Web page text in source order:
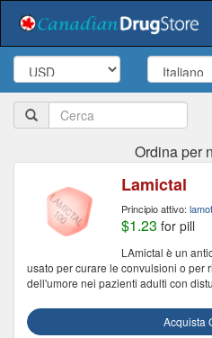
Ordina per
Lamictal
Principio attivo:
$1.23 for pill
LAmictal è un
usato per curare le convulsioni o per
dell'umore nei pazienti adulti con
Acquista